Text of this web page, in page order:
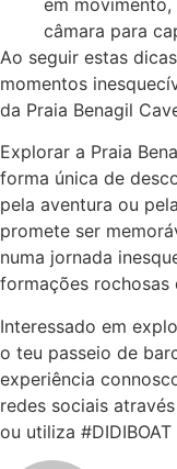
câmara para
Ao seguir estas
momentos
da Praia Benagil
Explorar a Praia
forma única de
pela aventura ou
promete ser
numa jornada
formações rochosas
Interessado em
o teu passeio de
experiência
redes sociais
ou utiliza #DIDIBOAT